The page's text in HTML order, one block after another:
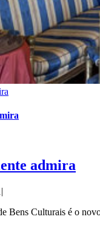
admira
|
Culturais é o